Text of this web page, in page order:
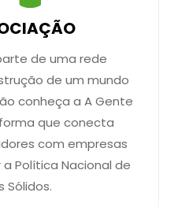
de uma rede
de um mundo
conheça a A Gente
que conecta
com empresas
Política Nacional de
Sólidos.